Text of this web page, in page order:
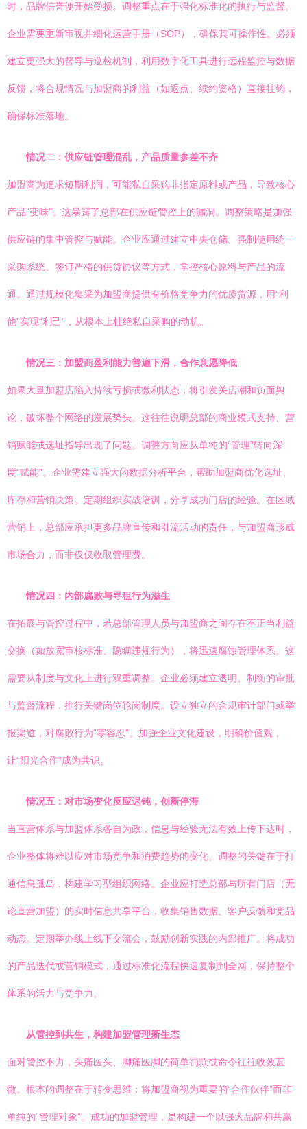
时，品牌信誉便开始受损。调整重点在于强化标准化的执行与监督。
企业需要重新审视并细化运营手册（SOP），确保其可操作性。必须
建立更强大的督导与巡检机制，利用数字化工具进行远程监控与数据
反馈，将合规情况与加盟商的利益（如返点、续约资格）直接挂钩，
确保标准落地。
情况二：供应链管理混乱，产品质量参差不齐
加盟商为追求短期利润，可能私自采购非指定原料或产品，导致核心
产品“变味”。这暴露了总部在供应链管控上的漏洞。调整策略是加强
供应链的集中管控与赋能。企业应通过建立中央仓储、强制使用统一
采购系统、签订严格的供货协议等方式，掌控核心原料与产品的流
通。通过规模化集采为加盟商提供有价格竞争力的优质货源，用“利
他”实现“利己”，从根本上杜绝私自采购的动机。
情况三：加盟商盈利能力普遍下滑，合作意愿降低
如果大量加盟店陷入持续亏损或微利状态，将引发关店潮和负面舆
论，破坏整个网络的发展势头。这往往说明总部的商业模式支持、营
销赋能或选址指导出现了问题。调整方向应从单纯的“管理”转向深
度“赋能”。企业需建立强大的数据分析平台，帮助加盟商优化选址、
库存和营销决策。定期组织实战培训，分享成功门店的经验。在区域
营销上，总部应承担更多品牌宣传和引流活动的责任，与加盟商形成
市场合力，而非仅仅收取管理费。
情况四：内部腐败与寻租行为滋生
在拓展与管控过程中，若总部管理人员与加盟商之间存在不正当利益
交换（如放宽审核标准、隐瞒违规行为），将迅速腐蚀管理体系。这
需要从制度与文化上进行双重调整。企业必须建立透明、制衡的审批
与监督流程，推行关键岗位轮岗制度。设立独立的合规审计部门或举
报渠道，对腐败行为“零容忍”。加强企业文化建设，明确价值观，
让“阳光合作”成为共识。
情况五：对市场变化反应迟钝，创新停滞
当直营体系与加盟体系各自为政，信息与经验无法有效上传下达时，
企业整体将难以应对市场竞争和消费趋势的变化。调整的关键在于打
通信息孤岛，构建学习型组织网络。企业应打造总部与所有门店（无
论直营加盟）的实时信息共享平台，收集销售数据、客户反馈和竞品
动态。定期举办线上线下交流会，鼓励创新实践的内部推广。将成功
的产品迭代或营销模式，通过标准化流程快速复制到全网，保持整个
体系的活力与竞争力。
从管控到共生，构建加盟管理新生态
面对管控不力，头痛医头、脚痛医脚的简单罚款或命令往往收效甚
微。根本的调整在于转变思维：将加盟商视为重要的“合作伙伴”而非
单纯的“管理对象”。成功的加盟管理，是构建一个以强大品牌和共赢